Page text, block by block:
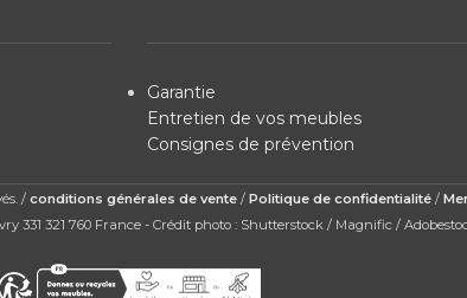
Garantie
Entretien de vos meubles
Consignes de prévention
/ conditions générales de vente/ Politique de confidentialité/
331 321 760 France - Crédit photo : Shutterstock / Magnific /